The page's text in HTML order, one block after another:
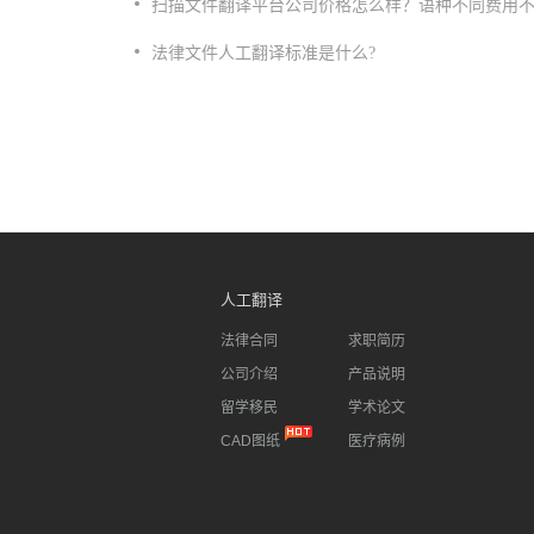
扫描文件翻译平台公司价格怎么样？语种不同费用
法律文件人工翻译标准是什么?
人工翻译
法律合同
公司介绍
留学移民
CAD图纸
求职简历
产品说明
学术论文
医疗病例